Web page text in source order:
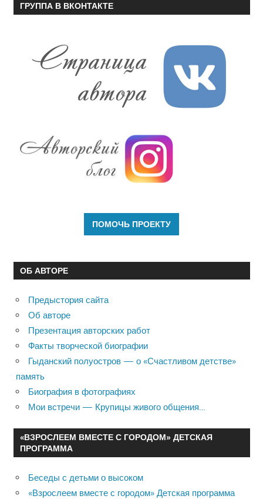
ГРУППА В ВКОНТАКТЕ
ОБ АВТОРЕ
Предыстория сайта
Об авторе
Презентация авторских работ
Факты творческой биографии
Гыданский полуостров — о «Счастливом детстве»
память
Биография в фотографиях
Мои встречи — Крупицы живого общения…
«ВЗРОСЛЕЕМ ВМЕСТЕ С ГОРОДОМ» ДЕТСКАЯ
ПРОГРАММА
Беседы с детьми о высоком
«Взрослеем вместе с городом» Детская программа